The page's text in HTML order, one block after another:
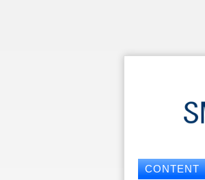
CONTENT